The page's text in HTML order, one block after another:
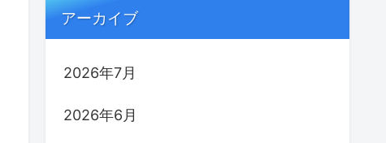
アーカイブ
2026年7月
2026年6月